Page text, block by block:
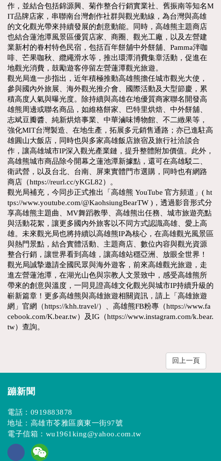
作，並結合包括錦源興、菊作整合行銷實業社、舊振南等知名M
IT品牌店家，串聯南台灣創作社群與觀光動線，為台灣與高雄
的文化觀光帶來持續發展的創意動能。同時，高雄熊主題商店
也結合蓮池潭風景區優質店家、商圈、觀光工廠，以及左營建
業新村的眷村特色民宿，包括百年餅舖中外餅舖、Pamma泮咖
啡、芒果咖秋、纜繩滑水等，推出環潭消費集章活動，促進在
地觀光消費，鼓勵遊客停留左營蓮潭觀光旅遊。
觀光局進一步指出，近年積極推動高雄熊擔任城市觀光大使，
參與國內外旅展、海外觀光推介會、國際活動及大型節慶，累
積高度人氣與曝光度。除持續與高雄在地優質商家聯名開發高
雄熊周邊或聯名商品，如維格餅家、巴特里烘焙、中外餅舖、
志斌豆瓣醬、純新烘焙事業、中華滷味博物館、不二緻果等，
強化MIT台灣製造、在地生產，拓展多元銷售通路；亦已進駐高
雄圓山大飯店，同時也與多家高雄飯店旅宿及旅行社洽談合
作，讓高雄城市IP深入觀光產業鏈，提升整體附加價值。此外，
高雄熊城市商品除今開幕之蓮池潭新據點，還可在高雄駁二、
衛武營，以及台北、台南、屏東實體門市選購，同時也有網路
商店（https://reurl.cc/yKGL82）。
觀光局補充，今同步正式推出「高雄熊 YouTube 官方頻道」( ht
tps://www.youtube.com/@KaohsiungBearTW )，透過影音形式分
享高雄熊主題曲、MV舞蹈教學、高雄熊出任務、城市旅遊亮點
與活動花絮，讓更多國內外旅客以不同方式認識高雄、愛上高
雄。未來觀光局也將持續以高雄熊IP為核心，在高雄觀光風景區
與熱門景點，結合實體活動、主題商店、數位內容與觀光資源
整合行銷，讓世界看到高雄，讓高雄站穩亞洲、放眼全世界！
觀光局誠摯邀請全國民眾與海外遊客，前來高雄觀光旅遊，走
進左營蓮池潭，在湖光山色與宗教人文景致中，感受高雄熊所
帶來的創意與溫度，一同見證高雄文化觀光與城市IP持續升級的
嶄新篇章！更多高雄熊與高雄旅遊相關資訊，請上「高雄旅遊
網」官網（https://khh.travel/）、高雄熊FB粉專（https://www.fa
cebook.com/K.bear.tw）及IG（https://www.instagram.com/k.bear.
tw）查詢。
回上一頁
蹦新聞
電話： 0919883878
地址：高雄市苓雅區廣東一街97號
電子信箱： wu1961king@yahoo.com.tw